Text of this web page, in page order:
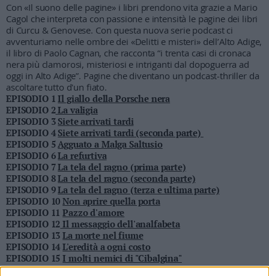
Basso
Sarca
–
Ledro
Lavis
–
Rotaliana
Valle
dei
Laghi
Valsugana
–
Primiero
Vallagarina
Non
–
Sole
Fiemme
–
Fassa
Con «Il suono delle pagine» i libri prendono vita grazie a Mario
Cagol che interpreta con passione e intensità le pagine dei libri
di Curcu & Genovese. Con questa nuova serie podcast ci
avventuriamo nelle ombre dei «Delitti e misteri» dell’Alto Adige,
il libro di Paolo Cagnan, che racconta “i trenta casi di cronaca
nera più clamorosi, misteriosi e intriganti dal dopoguerra ad
oggi in Alto Adige”. Pagine che diventano un podcast-thriller da
ascoltare tutto d'un fiato.
EPISODIO 1Il giallo della Porsche nera
EPISODIO 2La valigia
EPISODIO 3 Siete arrivati tardi
EPISODIO 4Siete arrivati tardi (seconda parte)
EPISODIO 5 Agguato a Malga Saltusio
EPISODIO 6La refurtiva
EPISODIO 7La tela del ragno (prima parte)
EPISODIO 8La tela del ragno (seconda parte)
EPISODIO 9La tela del ragno (terza e ultima parte)
EPISODIO 10Non aprire quella porta
EPISODIO 11Pazzo d'amore
EPISODIO 12 Il messaggio dell'analfabeta
EPISODIO 13La morte nel fiume
EPISODIO 14L'eredità a ogni costo
EPISODIO 15I molti nemici di "Cibalgina"
EPISODIO 16Follia calibro 91